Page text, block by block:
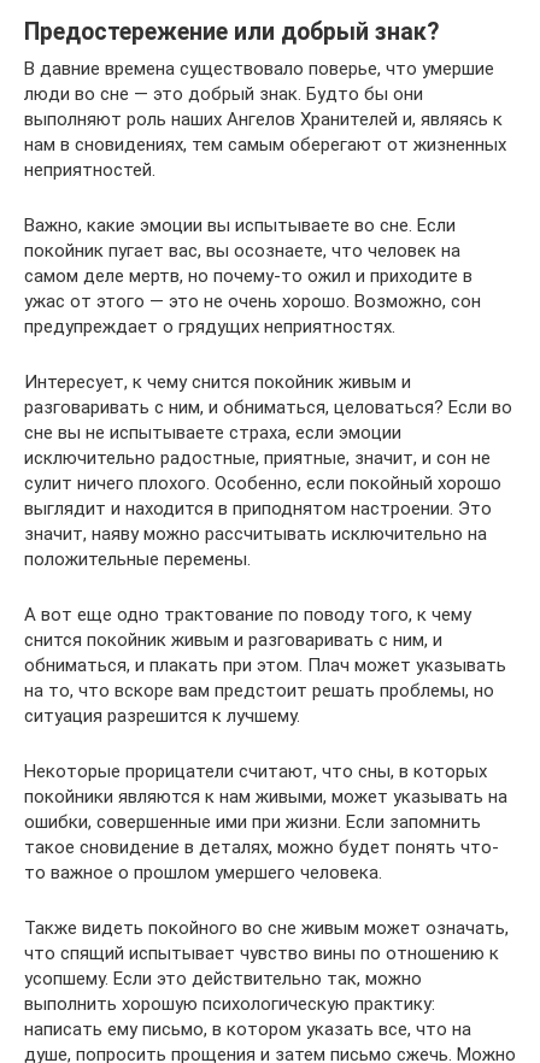
Предостережение или добрый знак?
В давние времена существовало поверье, что умершие
люди во сне — это добрый знак. Будто бы они
выполняют роль наших Ангелов Хранителей и, являясь к
нам в сновидениях, тем самым оберегают от жизненных
неприятностей.
Важно, какие эмоции вы испытываете во сне. Если
покойник пугает вас, вы осознаете, что человек на
самом деле мертв, но почему-то ожил и приходите в
ужас от этого — это не очень хорошо. Возможно, сон
предупреждает о грядущих неприятностях.
Интересует, к чему снится покойник живым и
разговаривать с ним, и обниматься, целоваться? Если во
сне вы не испытываете страха, если эмоции
исключительно радостные, приятные, значит, и сон не
сулит ничего плохого. Особенно, если покойный хорошо
выглядит и находится в приподнятом настроении. Это
значит, наяву можно рассчитывать исключительно на
положительные перемены.
А вот еще одно трактование по поводу того, к чему
снится покойник живым и разговаривать с ним, и
обниматься, и плакать при этом. Плач может указывать
на то, что вскоре вам предстоит решать проблемы, но
ситуация разрешится к лучшему.
Некоторые прорицатели считают, что сны, в которых
покойники являются к нам живыми, может указывать на
ошибки, совершенные ими при жизни. Если запомнить
такое сновидение в деталях, можно будет понять что-
то важное о прошлом умершего человека.
Также видеть покойного во сне живым может означать,
что спящий испытывает чувство вины по отношению к
усопшему. Если это действительно так, можно
выполнить хорошую психологическую практику:
написать ему письмо, в котором указать все, что на
душе, попросить прощения и затем письмо сжечь. Можно